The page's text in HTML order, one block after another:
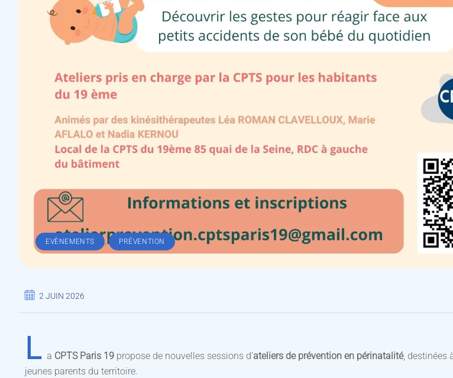
EVÈNEMENTS , PRÉVENTION
2 JUIN 2026
L a CPTS Paris 19 propose de nouvelles sessions d’ateliers de prévention en périnatalité, destinées
jeunes parents du territoire.